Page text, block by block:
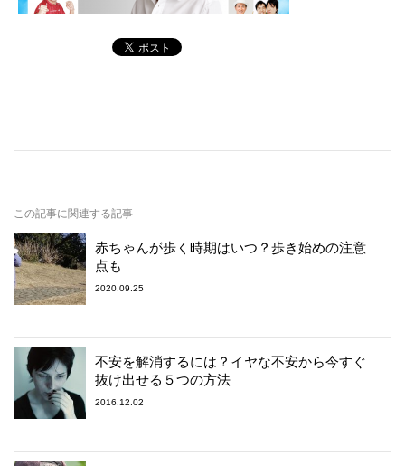
この記事に関連する記事
赤ちゃんが歩く時期はいつ？歩き始めの注意
点も
2020.09.25
不安を解消するには？イヤな不安から今すぐ
抜け出せる５つの方法
2016.12.02